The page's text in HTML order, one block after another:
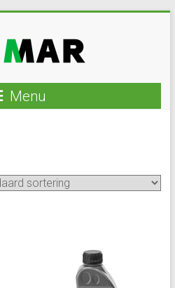
Menu